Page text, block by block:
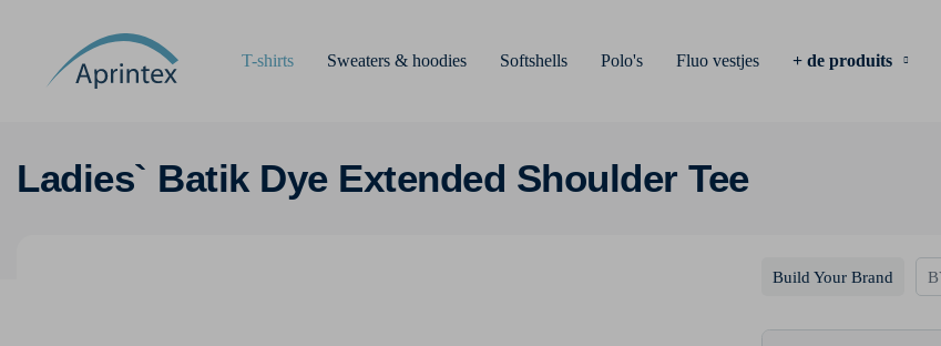
T-shirts Sweaters & hoodies Softshells Polo's Fluo vestjes + de produits
Ladies` Batik Dye Extended Shoulder Tee
Build Your Brand